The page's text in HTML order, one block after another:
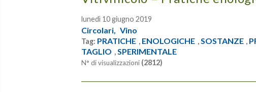
lunedì 10 giugno 2019
Circolari, Vino
Tag: PRATICHE , ENOLOGICHE ,SOSTANZE ,
TAGLIO ,SPERIMENTALE
N° di visualizzazioni (2812)